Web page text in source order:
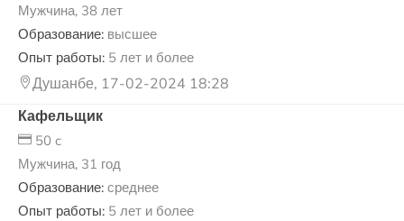
Мужчина, 38 лет
Образование: высшее
Опыт работы: 5 лет и более
Душанбе, 17-02-2024 18:28
Кафельщик
50 c
Мужчина, 31 год
Образование: среднее
Опыт работы: 5 лет и более